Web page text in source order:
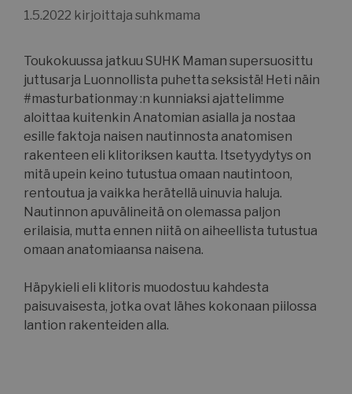
1.5.2022 kirjoittaja suhkmama
Toukokuussa jatkuu SUHK Maman supersuosittu
juttusarja Luonnollista puhetta seksistä! Heti näin
#masturbationmay :n kunniaksi ajattelimme
aloittaa kuitenkin Anatomian asialla ja nostaa
esille faktoja naisen nautinnosta anatomisen
rakenteen eli klitoriksen kautta. Itsetyydytys on
mitä upein keino tutustua omaan nautintoon,
rentoutua ja vaikka herätellä uinuvia haluja.
Nautinnon apuvälineitä on olemassa paljon
erilaisia, mutta ennen niitä on aiheellista tutustua
omaan anatomiaansa naisena.
Häpykieli eli klitoris muodostuu kahdesta
paisuvaisesta, jotka ovat lähes kokonaan piilossa
lantion rakenteiden alla.